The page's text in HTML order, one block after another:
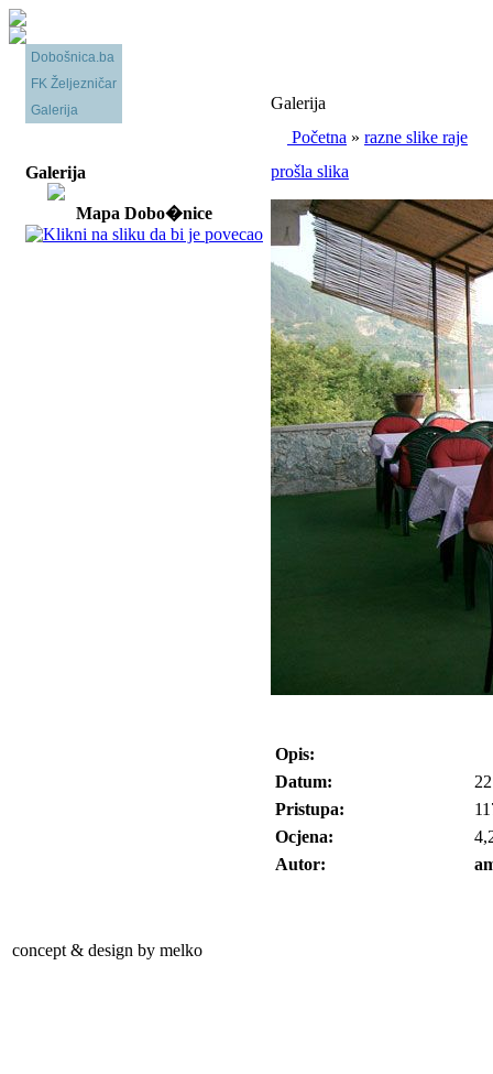
Dobošnica.ba
FK Željezničar
Galerija
Galerija
Mapa Dobo�nice
Galerija
Početna » razne slike raje
prošla slika
Opis:
Datum:
Pristupa:
Ocjena:
Autor:
concept & design by melko